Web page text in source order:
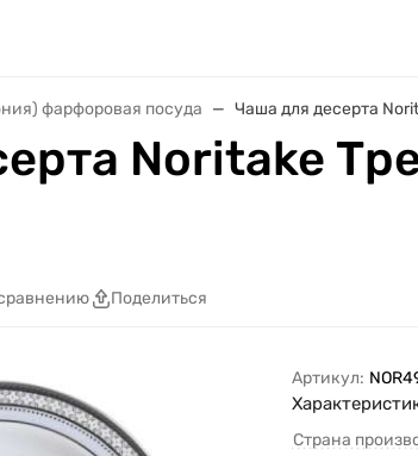
фарфоровая посуда Чаша для десерта
Noritake
Поделиться
Артикул:
Страна